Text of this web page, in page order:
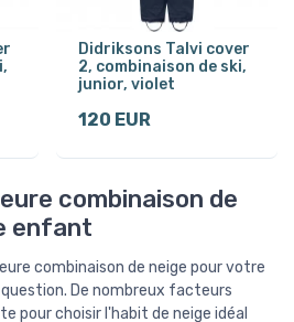
Didriksons Talvi cover
2, combinaison de ski,
junior, violet
120 EUR
combinaison de
enfant
combinaison de neige pour votre
De nombreux facteurs
pour choisir l'habit de neige idéal